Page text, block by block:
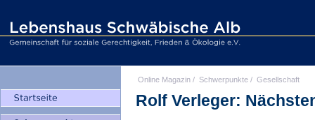
Online Magazin / Schwerpunkte / Gesellschaft
Rolf Verleger: